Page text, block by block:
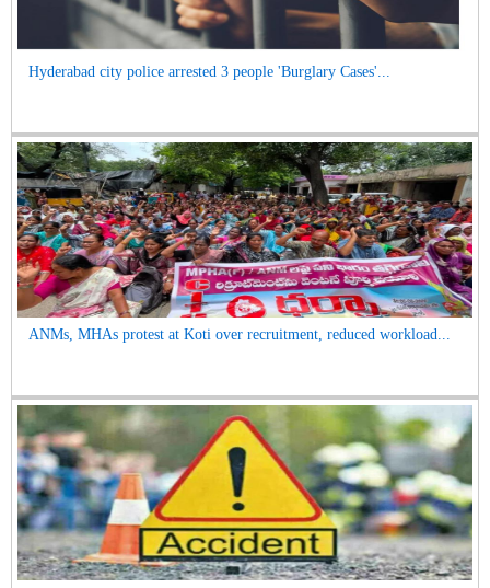
Hyderabad city police arrested 3 people 'Burglary Cases'...
ANMs, MHAs protest at Koti over recruitment, reduced workload...